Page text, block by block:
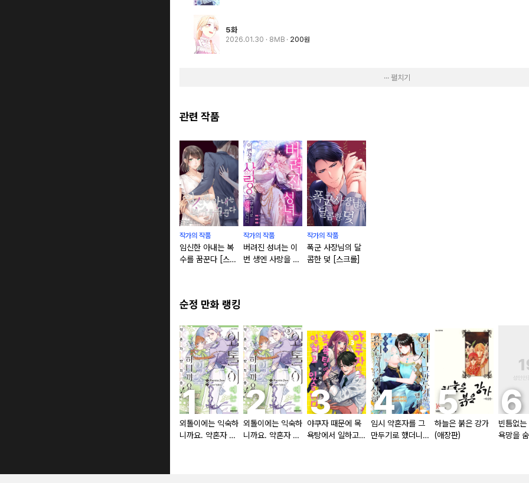
5화
2026.01.30 · 8MB 200원
··· 펼치기
관련 작품
작가의 작품
임신한 아내는 복
수를 꿈꾼다 [스크
작가의 작품
버려진 성녀는 이
번 생엔 사랑을 거
작가의 작품
폭군 사장님의 달
콤한 덫 [스크롤]
순정 만화 랭킹
외톨이에는 익숙하
니까요. 약혼자 방
외톨이에는 익숙하
니까요. 약혼자 방
야쿠자 때문에 목
욕탕에서 일하고
임시 약혼자를 그
만두기로 했더니
하늘은 붉은 강가
(애장판)
빈틈없는
욕망을